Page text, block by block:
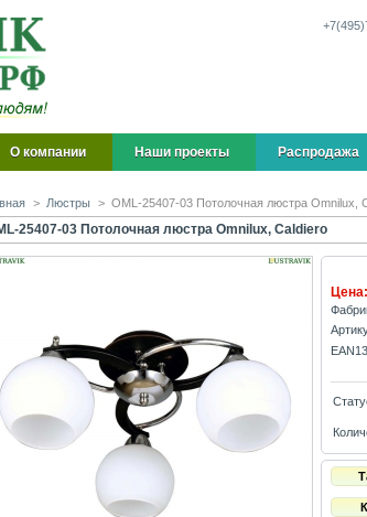
+7(495)
О компании Наши проекты Распродажа
> Люстры > OML-25407-03 Потолочная люстра Omnilux,
25407-03 Потолочная люстра Omnilux, Caldiero
Цена: